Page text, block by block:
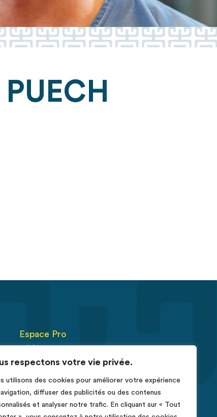
respectons votre vie privée.
utilisons des cookies pour améliorer votre expérience
diffuser des publicités ou des contenus
et analyser notre trafic. En cliquant sur « Tout
Espace Pro
Déclarer un cas de cancer